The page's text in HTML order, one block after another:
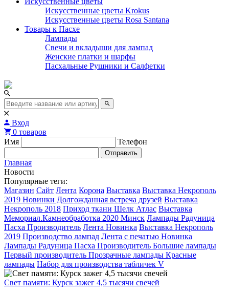
Искусственные цветы Krokus
Искусственные цветы Rosa Santana
Товары к Пасхе
Лампады
Свечи и вкладыши для лампад
Женские платки и шарфы
Пасхальные Рушники и Салфетки
Вход
0 товаров
Имя
Телефон
Отправить
Главная
Новости
Популярные теги:
Магазин Сайт Лента Корона Выставка Выставка Некрополь
2019 Новинки Долгожданная встреча друзей Выставка
Некрополь 2018 Приход ткани Шелк Атлас Выставка
Мемориал.Камнеобработка 2020 Минск Лампады Радуница
Пасха Производитель Лента Новинка Выставка Некрополь
2019 Производство лампад Лента с печатью Новинка
Лампады Радуница Пасха Производитель Большие лампады
Первый производитель Прозрачные лампады Красные
лампады Набор для производства табличек V
Свет памяти: Курск зажег 4,5 тысячи свечей